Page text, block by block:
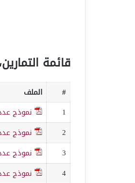
قائمة
# الملف
1
نموذج
2
نموذج
3
نموذج
4
نموذج